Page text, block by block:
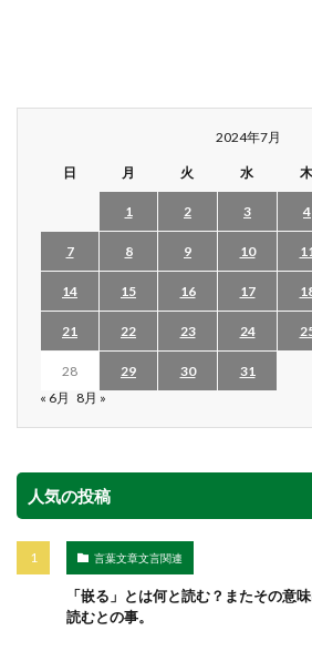
2024年7月
日 月 火 水 木
1 2 3 4
7 8 9 10
14 15 16 17
21 22 23 24
28 29 30
31
« 6月 8月 »
人気の投稿
言葉文章文言関連
「嵌る」とは何と読む？またその意
読むとの事。